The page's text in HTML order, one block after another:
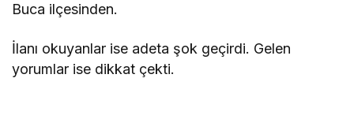
Buca ilçesinden.
İlanı okuyanlar ise adeta şok geçirdi. Gelen
yorumlar ise dikkat çekti.